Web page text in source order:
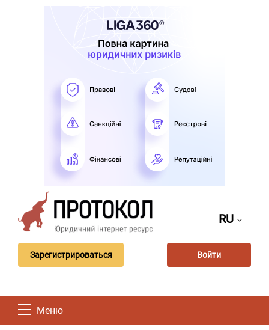
RU
Зарегистрироваться Войти
Меню